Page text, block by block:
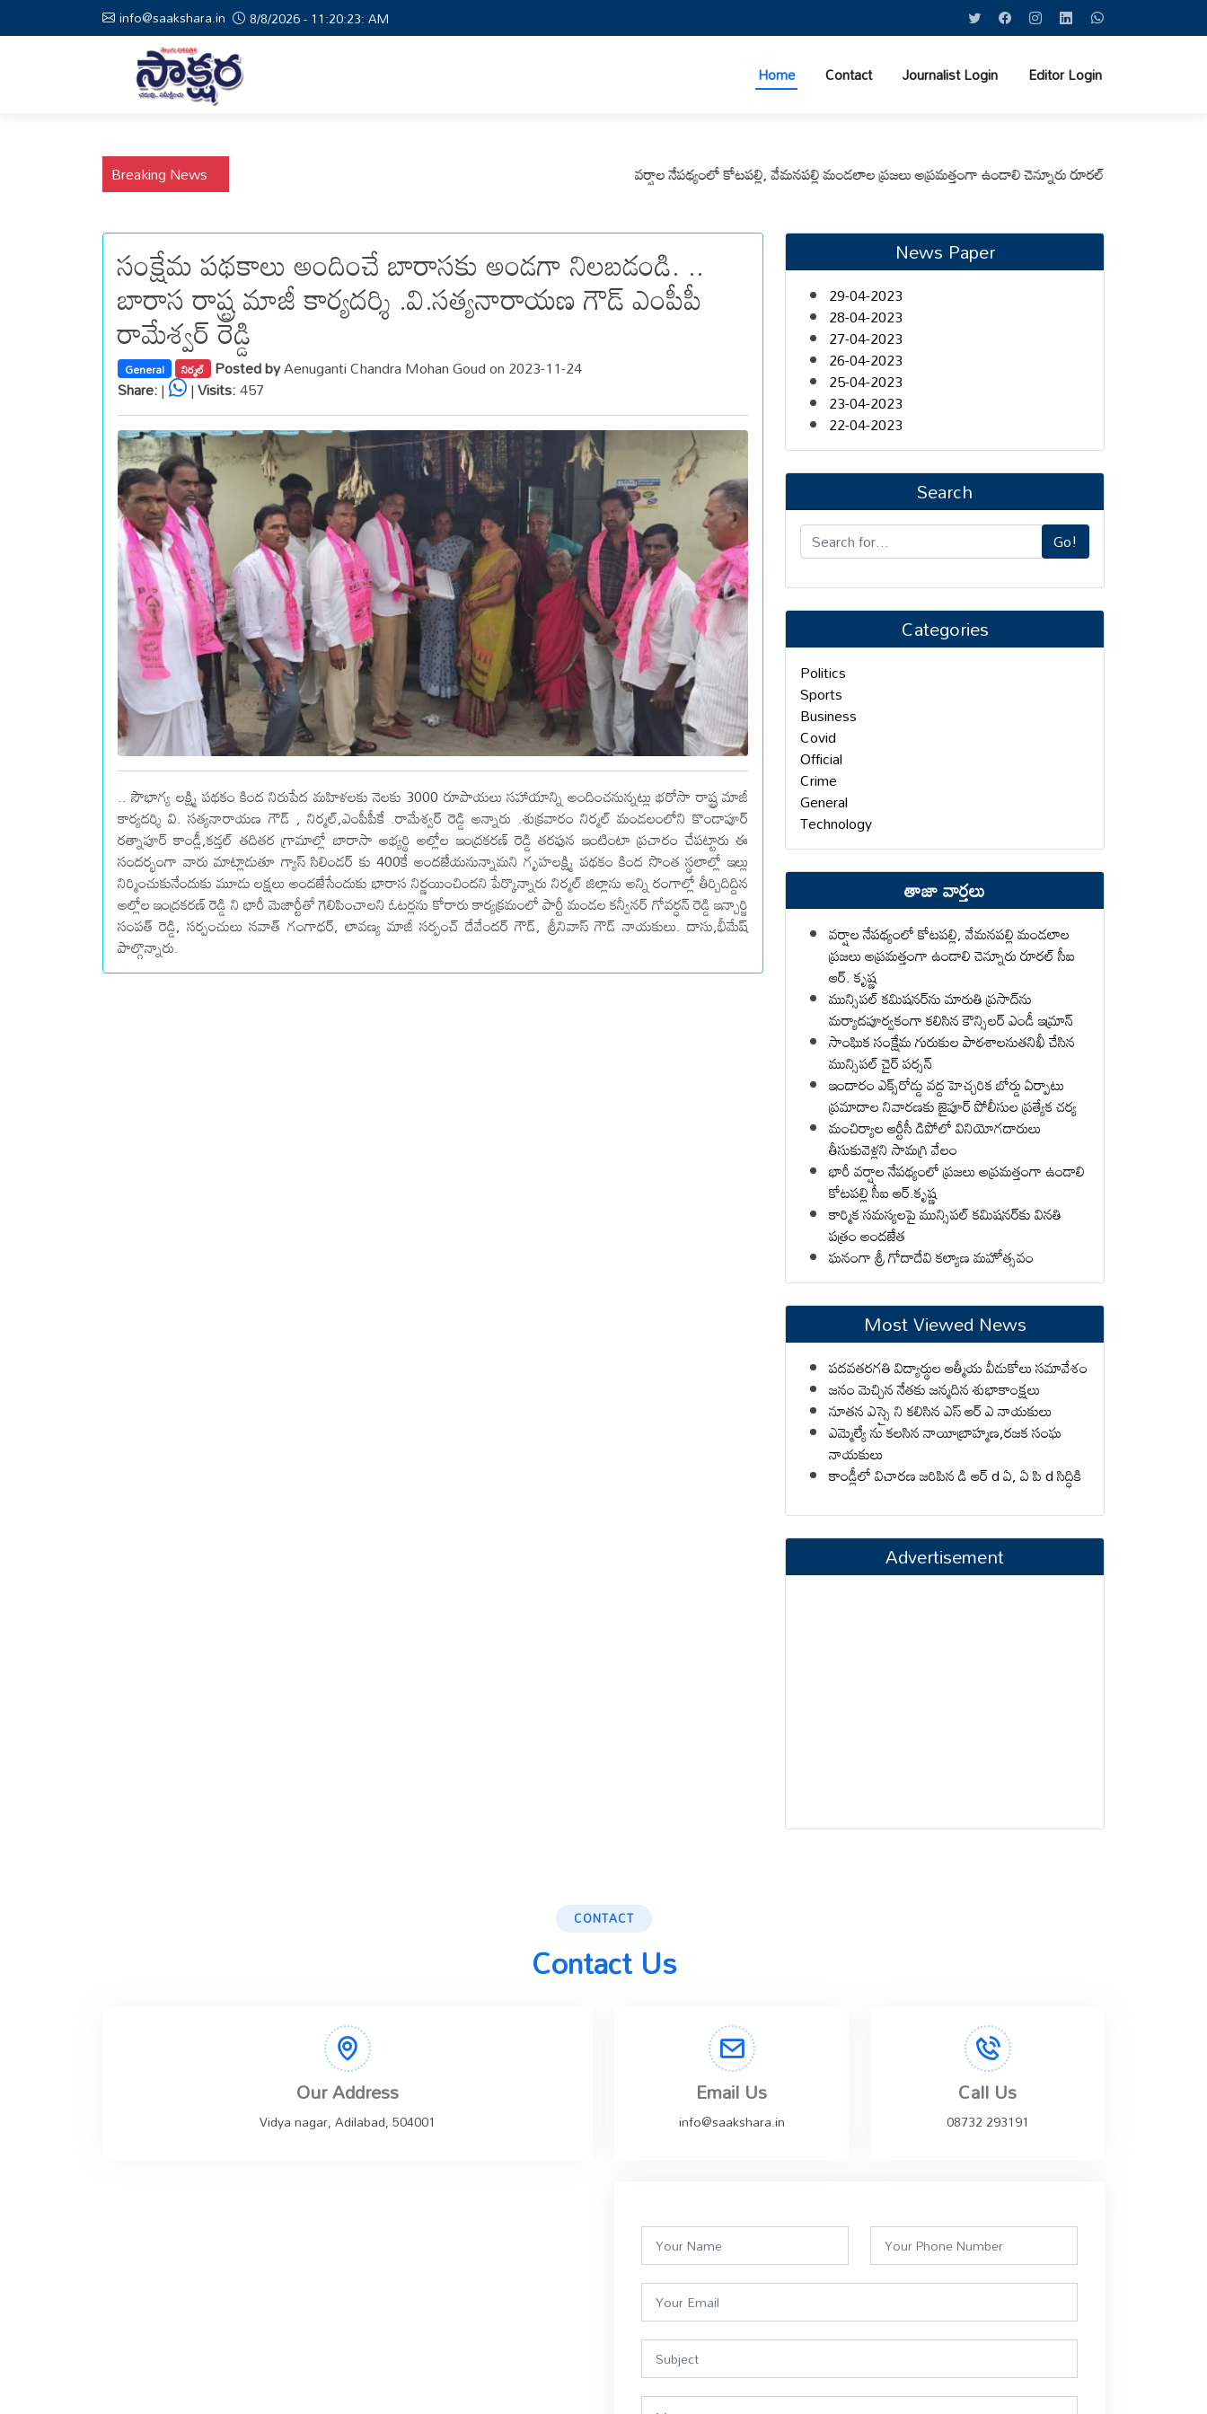
info@saakshara.in 8/8/2026 - 11:20:24: AM
Home Contact Journalist Login Editor Login
Breaking News వర్షాల నేపథ్యంలో కోటపల్లి, వేమనపల్లి మండలాల ప్రజలు అప్రమత్తంగా ఉండాలి చెన్నూరు రూరల్ సీఐ ఆర్. కృష్ణ
సంక్షేమ పథకాలు అందించే బారాసకు అండగా నిలబడండి. ..
బారాస రాష్ట్ర మాజీ కార్యదర్శి .వి.సత్యనారాయణ గౌడ్ ఎంపీపీ
రామేశ్వర్ రెడ్డి
General నిర్మల్ Posted byAenuganti Chandra Mohan Goud on 2023-11-24
Share:| |Visits:457
.. సౌభాగ్య లక్ష్మి పథకం కింద నిరుపేద మహిళలకు నెలకు 3000 రూపాయలు సహాయాన్ని అందించనున్నట్లు భరోసా రాష్ట్ర మాజీ
కార్యదర్శి వి. సత్యనారాయణ గౌడ్ , నిర్మల్,ఎంపీపీకే .రామేశ్వర్ రెడ్డి అన్నారు .శుక్రవారం నిర్మల్ మండలంలోని కొండాపూర్
రత్నాపూర్ కాండ్లీ,కడ్తల్ తదితర గ్రామాల్లో బారాసా అభ్యర్థి అల్లోల ఇంద్రకరణ్ రెడ్డి తరఫున ఇంటింటా ప్రచారం చేపట్టారు ఈ
సందర్భంగా వారు మాట్లాడుతూ గ్యాస్ సిలిండర్ కు 400కే అందజేయనున్నామని గృహలక్ష్మి పథకం కింద సొంత స్థలాల్లో ఇల్లు
నిర్మించుకునేందుకు మూడు లక్షలు అందజేసేందుకు భారాస నిర్ణయించిందని పేర్కొన్నారు నిర్మల్ జిల్లాను అన్ని రంగాల్లో తీర్చిదిద్దిన
అల్లోల ఇంద్రకరణ్ రెడ్డి ని భారీ మెజార్టీతో గెలిపించాలని ఓటర్లను కోరారు కార్యక్రమంలో పార్టీ మండల కన్వీనర్ గోవర్ధన్ రెడ్డి ఇన్చార్జి
సంపత్ రెడ్డి, సర్పంచులు నవాత్ గంగాధర్, లావణ్య మాజీ సర్పంచ్ దేవేందర్ గౌడ్, శ్రీనివాస్ గౌడ్ నాయకులు. దాసు,భీమేష్
పాల్గొన్నారు.
News Paper
29-04-2023
28-04-2023
27-04-2023
26-04-2023
25-04-2023
23-04-2023
22-04-2023
Search
Go!
Categories
Politics
Sports
Business
Covid
Official
Crime
General
Technology
తాజా వార్తలు
వర్షాల నేపథ్యంలో కోటపల్లి, వేమనపల్లి మండలాల
ప్రజలు అప్రమత్తంగా ఉండాలి చెన్నూరు రూరల్ సీఐ
ఆర్. కృష్ణ
మున్సిపల్ కమిషనర్‌ను మారుతి ప్రసాద్‌ను
మర్యాదపూర్వకంగా కలిసిన కౌన్సిలర్ ఎండీ ఇమ్రాన్ ​
సాంఘిక సంక్షేమ గురుకుల పాఠశాలనుతనిఖీ చేసిన
మున్సిపల్ చైర్ పర్సన్
ఇందారం ఎక్స్‌రోడ్డు వద్ద హెచ్చరిక బోర్డు ఏర్పాటు
ప్రమాదాల నివారణకు జైపూర్ పోలీసుల ప్రత్యేక చర్య
మంచిర్యాల ఆర్టీసీ డిపోలో వినియోగదారులు
తీసుకువెళ్లని సామగ్రి వేలం
భారీ వర్షాల నేపథ్యంలో ప్రజలు అప్రమత్తంగా ఉండాలి
కోటపల్లి సీఐ ఆర్.కృష్ణ
కార్మిక సమస్యలపై మున్సిపల్ కమిషనర్‌కు వినతి
పత్రం అందజేత
ఘనంగా శ్రీ గోదాదేవి కల్యాణ మహోత్సవం
Most Viewed News
పదవతరగతి విద్యార్థుల ఆత్మీయ వీడుకోలు సమావేశం
జనం మెచ్చిన నేతకు జన్మదిన శుభాకాంక్షలు
నూతన ఎస్సై ని కలిసిన ఎస్ ఆర్ ఎ నాయకులు
ఎమ్మెల్యే ను కలసిన నాయీబ్రాహ్మణ,రజక సంఘ
నాయకులు
కాండ్లీలో విచారణ జరిపిన డి ఆర్ d ఏ, ఏ పి d సిద్ధికి
Advertisement
CONTACT
Contact Us
Our Address
Vidya nagar, Adilabad, 504001
Email Us
info@saakshara.in
Call Us
08732 293191